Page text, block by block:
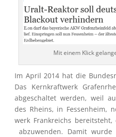
Mit einem Klick
Im April 2014 hat die
Das Kernkraft­werk
abgeschal­tet werden, weil
des Rheins, in Fessen­heim,
werk Frank­reichs
abzuwen­den. Damit